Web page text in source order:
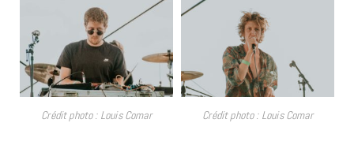
Crédit photo : Louis Comar Crédit photo : Louis Comar